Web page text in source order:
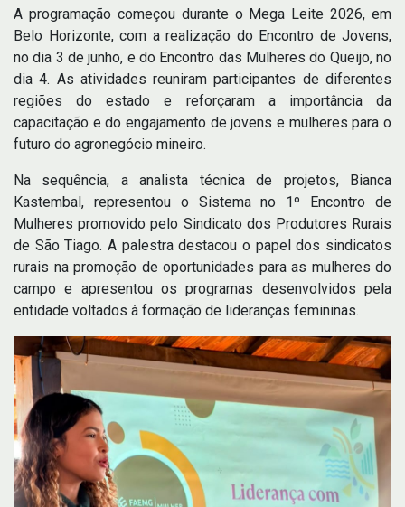
A programação começou durante o Mega Leite 2026, em
Belo Horizonte, com a realização do Encontro de Jovens,
no dia 3 de junho, e do Encontro das Mulheres do Queijo, no
dia 4. As atividades reuniram participantes de diferentes
regiões do estado e reforçaram a importância da
capacitação e do engajamento de jovens e mulheres para o
futuro do agronegócio mineiro.
Na sequência, a analista técnica de projetos, Bianca
Kastembal, representou o Sistema no 1º Encontro de
Mulheres promovido pelo Sindicato dos Produtores Rurais
de São Tiago. A palestra destacou o papel dos sindicatos
rurais na promoção de oportunidades para as mulheres do
campo e apresentou os programas desenvolvidos pela
entidade voltados à formação de lideranças femininas.